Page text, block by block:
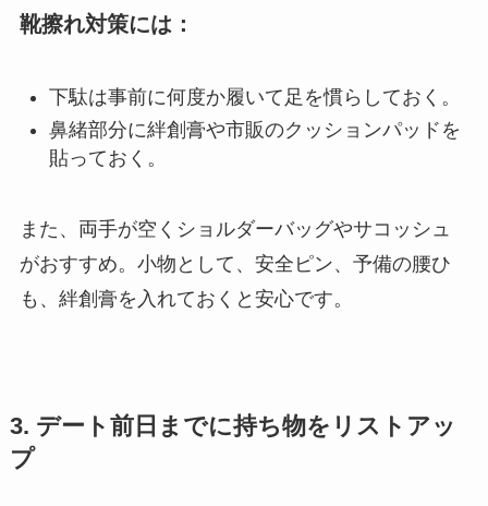
靴擦れ対策には：
下駄は事前に何度か履いて足を慣らしておく。
鼻緒部分に絆創膏や市販のクッションパッドを
貼っておく。
また、両手が空くショルダーバッグやサコッシュ
がおすすめ。小物として、安全ピン、予備の腰ひ
も、絆創膏を入れておくと安心です。
3. デート前日までに持ち物をリストアッ
プ